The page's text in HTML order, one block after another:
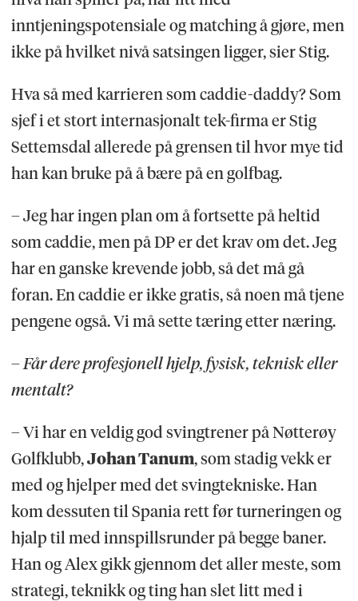
inntjeningspotensiale og matching å gjøre, men
ikke på hvilket nivå satsingen ligger, sier Stig.
Hva så med karrieren som caddie-daddy? Som
sjef i et stort internasjonalt tek-firma er Stig
Settemsdal allerede på grensen til hvor mye tid
han kan bruke på å bære på en golfbag.
– Jeg har ingen plan om å fortsette på heltid
som caddie, men på DP er det krav om det. Jeg
har en ganske krevende jobb, så det må gå
foran. En caddie er ikke gratis, så noen må tjene
pengene også. Vi må sette tæring etter næring.
– Får dere profesjonell hjelp, fysisk, teknisk eller
mentalt?
– Vi har en veldig god svingtrener på Nøtterøy
Golfklubb,Johan Tanum, som stadig vekk er
med og hjelper med det svingtekniske. Han
kom dessuten til Spania rett før turneringen og
hjalp til med innspillsrunder på begge baner.
Han og Alex gikk gjennom det aller meste, som
strategi, teknikk og ting han slet litt med i